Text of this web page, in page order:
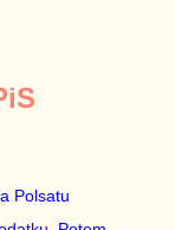
Polsatu